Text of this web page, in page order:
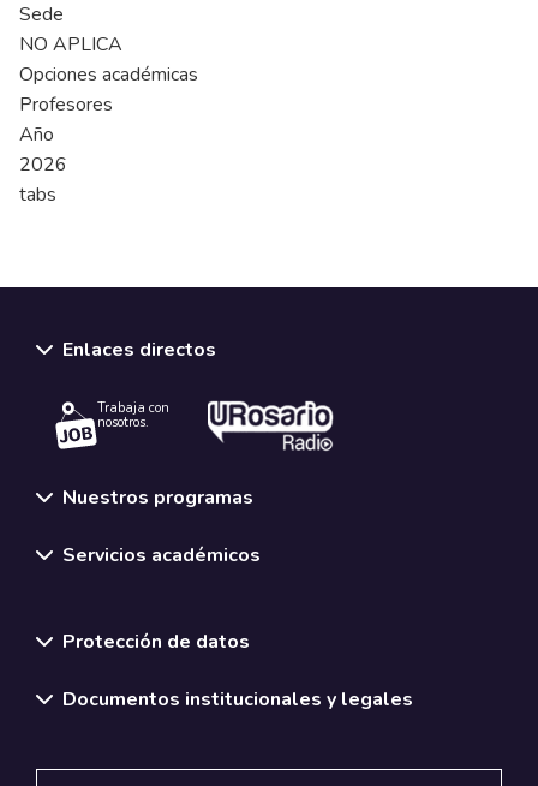
Sede
NO APLICA
Opciones académicas
Profesores
Año
2026
tabs
Enlaces directos
Trabaja con
nosotros.
Nuestros programas
Servicios académicos
Protección de datos
Documentos institucionales y legales